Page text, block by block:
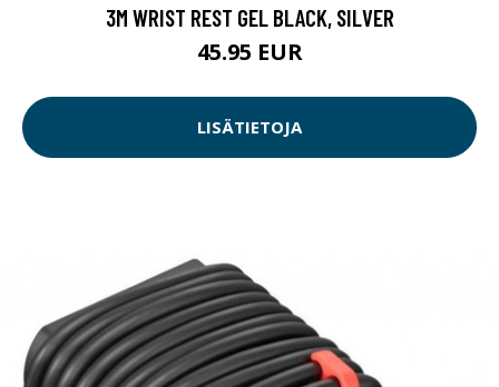
3M WRIST REST GEL BLACK, SILVER
45.95 EUR
LISÄTIETOJA